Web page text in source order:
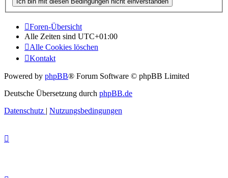
Foren-Übersicht
Alle Zeiten sind UTC+01:00
Alle Cookies löschen
Kontakt
Powered by phpBB® Forum Software © phpBB Limited
Deutsche Übersetzung durch phpBB.de
Datenschutz | Nutzungsbedingungen